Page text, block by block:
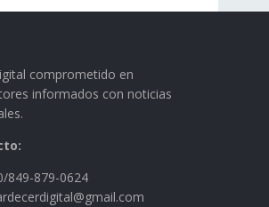
comprometido en
informados con noticias
849-879-0624